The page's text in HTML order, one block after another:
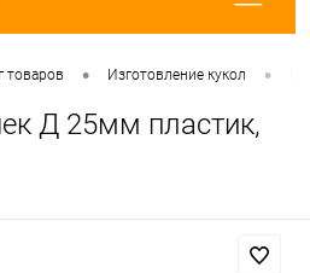
товаров • Изготовление кукол •
Д 25мм пластик,